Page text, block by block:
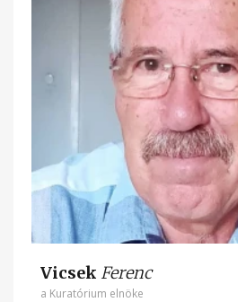
Vicsek Ferenc
a Kuratórium elnöke